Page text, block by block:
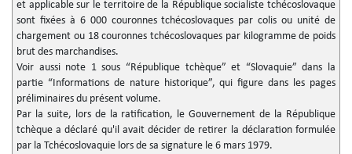
et applicable sur le territoire de la République socialiste tchécoslovaque
sont fixées à 6 000 couronnes tchécoslovaques par colis ou unité de
chargement ou 18 couronnes tchécoslovaques par kilogramme de poids
brut des marchandises.
Voir aussi note 1 sous “République tchèque” et “Slovaquie” dans la
partie “Informations de nature historique”, qui figure dans les pages
préliminaires du présent volume.
Par la suite, lors de la ratification, le Gouvernement de la République
tchèque a déclaré qu'il avait décider de retirer la déclaration formulée
par la Tchécoslovaquie lors de sa signature le 6 mars 1979.